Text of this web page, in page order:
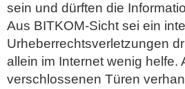
sein und dürften die
Aus BITKOM-Sicht sei ein
Urheberrechtsverletzungen
allein im Internet wenig helfe.
verschlossenen Türen